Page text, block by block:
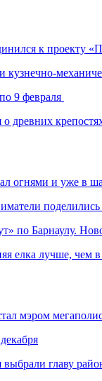
к проекту
кузнечно-
9 февраля
древних
огнями и уже в
поделились
по Барнаулу.
елка лучше, чем
мэром
главу